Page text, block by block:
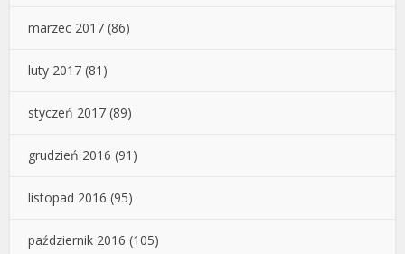
marzec 2017 (86)
luty 2017 (81)
styczeń 2017 (89)
grudzień 2016 (91)
listopad 2016 (95)
październik 2016 (105)